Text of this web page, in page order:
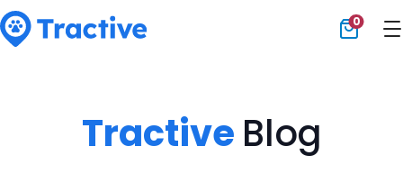
0
Tractive Blog